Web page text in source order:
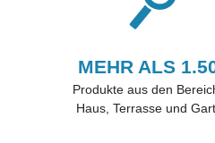
MEHR ALS
Produkte aus den
Haus, Terrasse und